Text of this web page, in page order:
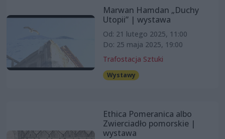
Marwan Hamdan „Duchy
Utopii” | wystawa
Od: 21 lutego 2025, 11:00
Do: 25 maja 2025, 19:00
Trafostacja Sztuki
Wystawy
Ethica Pomeranica albo
Zwierciadło pomorskie |
wystawa